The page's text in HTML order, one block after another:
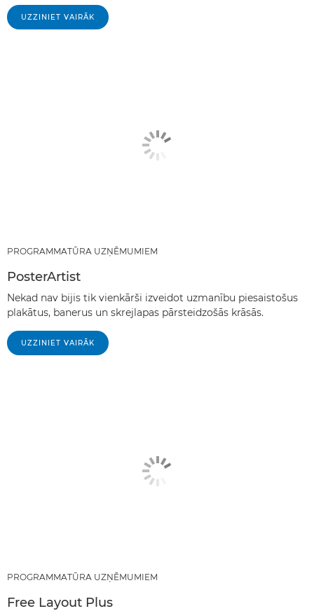
UZZINIET VAIRĀK
PROGRAMMATŪRA UZŅĒMUMIEM
PosterArtist
Nekad nav bijis tik vienkārši izveidot uzmanību piesaistošus
plakātus, banerus un skrejlapas pārsteidzošās krāsās.
UZZINIET VAIRĀK
PROGRAMMATŪRA UZŅĒMUMIEM
Free Layout Plus